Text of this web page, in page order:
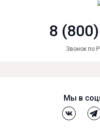
8
Звонок по
Мы в